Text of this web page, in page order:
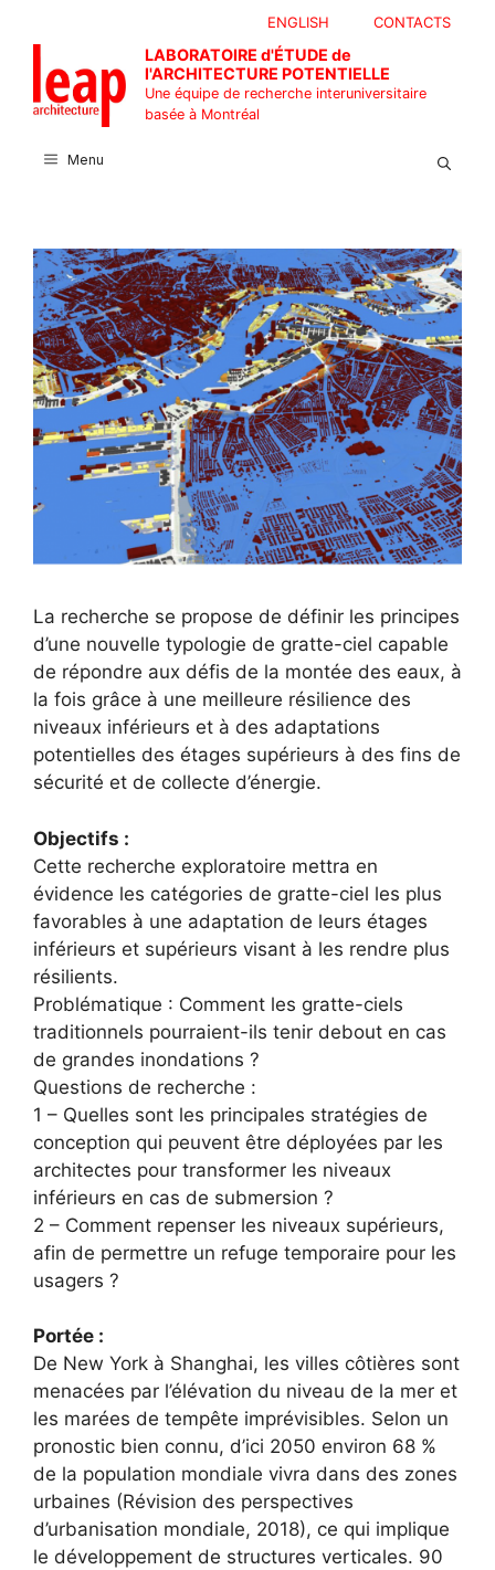
contenu
CONTACTS
ENGLISH
LABORATOIRE d'ÉTUDE de
l'ARCHITECTURE POTENTIELLE
Une équipe de recherche interuniversitaire
basée à Montréal
Menu
La recherche se propose de définir les principes
d’une nouvelle typologie de gratte-ciel capable
de répondre aux défis de la montée des eaux, à
la fois grâce à une meilleure résilience des
niveaux inférieurs et à des adaptations
potentielles des étages supérieurs à des fins de
sécurité et de collecte d’énergie.
Objectifs :
Cette recherche exploratoire mettra en
évidence les catégories de gratte-ciel les plus
favorables à une adaptation de leurs étages
inférieurs et supérieurs visant à les rendre plus
résilients.
Problématique : Comment les gratte-ciels
traditionnels pourraient-ils tenir debout en cas
de grandes inondations ?
Questions de recherche :
1 – Quelles sont les principales stratégies de
conception qui peuvent être déployées par les
architectes pour transformer les niveaux
inférieurs en cas de submersion ?
2 – Comment repenser les niveaux supérieurs,
afin de permettre un refuge temporaire pour les
usagers ?
Portée :
De New York à Shanghai, les villes côtières sont
menacées par l’élévation du niveau de la mer et
les marées de tempête imprévisibles. Selon un
pronostic bien connu, d’ici 2050 environ 68 %
de la population mondiale vivra dans des zones
urbaines (Révision des perspectives
d’urbanisation mondiale, 2018), ce qui implique
le développement de structures verticales. 90